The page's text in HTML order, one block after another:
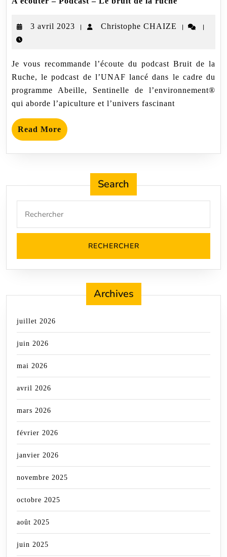
Podcast
de
la
3 avril 2023
3| Christophe CHAIZE
Christophe
| |
Je vous recommande l’écoute du podcast Bruit de la
Ruche, le podcast de l’UNAF lancé dans le cadre du
programme Abeille, Sentinelle de l’environnement®
qui aborde l’apiculture et l’univers fascinant
Read More Read
More
Search
for:
Archives
juillet 2026
juin 2026
mai 2026
avril 2026
mars 2026
février 2026
janvier 2026
novembre 2025
octobre 2025
août 2025
juin 2025